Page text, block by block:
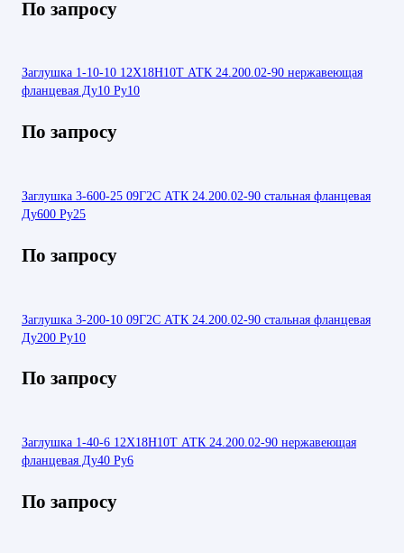
По запросу
Заглушка 1-10-10 12Х18Н10Т АТК 24.200.02-90 нержавеющая
фланцевая Ду10 Ру10
По запросу
Заглушка 3-600-25 09Г2С АТК 24.200.02-90 стальная фланцевая
Ду600 Ру25
По запросу
Заглушка 3-200-10 09Г2С АТК 24.200.02-90 стальная фланцевая
Ду200 Ру10
По запросу
Заглушка 1-40-6 12Х18Н10Т АТК 24.200.02-90 нержавеющая
фланцевая Ду40 Ру6
По запросу